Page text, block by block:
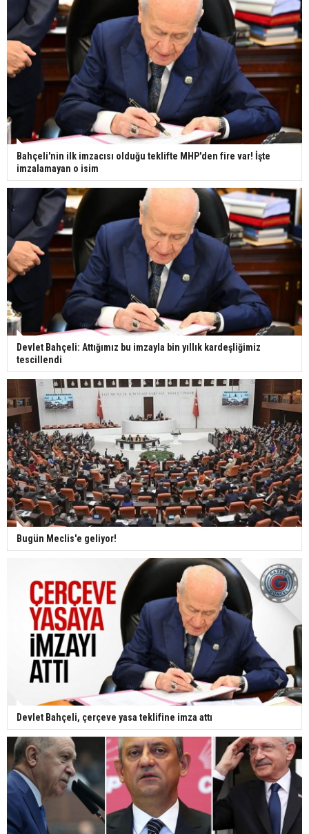
Bahçeli'nin ilk imzacısı olduğu teklifte MHP'den fire var! İşte
imzalamayan o isim
Devlet Bahçeli: Attığımız bu imzayla bin yıllık kardeşliğimiz
tescillendi
Bugün Meclis'e geliyor!
Devlet Bahçeli, çerçeve yasa teklifine imza attı